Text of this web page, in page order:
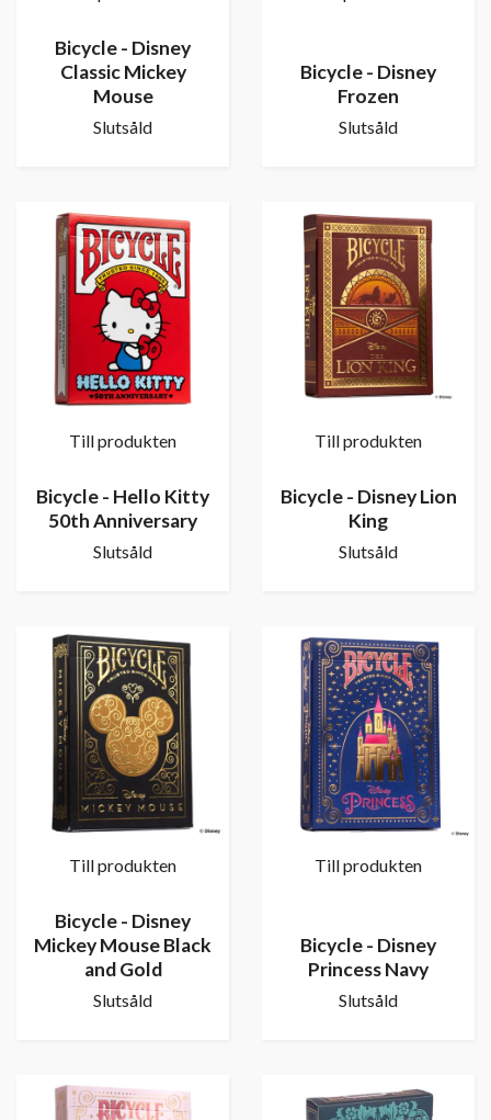
Bicycle - Disney
Classic Mickey
Mouse
Slutsåld
Bicycle - Disney
Frozen
Slutsåld
Till produkten
Bicycle - Hello Kitty
50th Anniversary
Slutsåld
Till produkten
Bicycle - Disney Lion
King
Slutsåld
Till produkten
Bicycle - Disney
Mickey Mouse Black
and Gold
Slutsåld
Till produkten
Bicycle - Disney
Princess Navy
Slutsåld